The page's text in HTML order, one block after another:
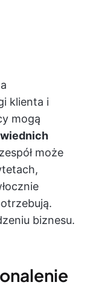
klienta i
mogą
może
biznesu.